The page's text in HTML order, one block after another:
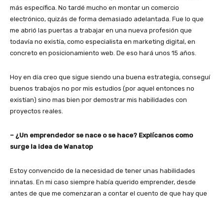
más específica. No tardé mucho en montar un comercio
electrónico, quizás de forma demasiado adelantada. Fue lo que
me abrió las puertas a trabajar en una nueva profesión que
todavía no existía, como especialista en marketing digital, en
concreto en posicionamiento web. De eso hará unos 15 años.
Hoy en día creo que sigue siendo una buena estrategia, conseguí
buenos trabajos no por mis estudios (por aquel entonces no
existían) sino mas bien por demostrar mis habilidades con
proyectos reales.
– ¿Un emprendedor se nace o se hace? Explícanos como
surge la idea de Wanatop
Estoy convencido de la necesidad de tener unas habilidades
innatas. En mi caso siempre había querido emprender, desde
antes de que me comenzaran a contar el cuento de que hay que